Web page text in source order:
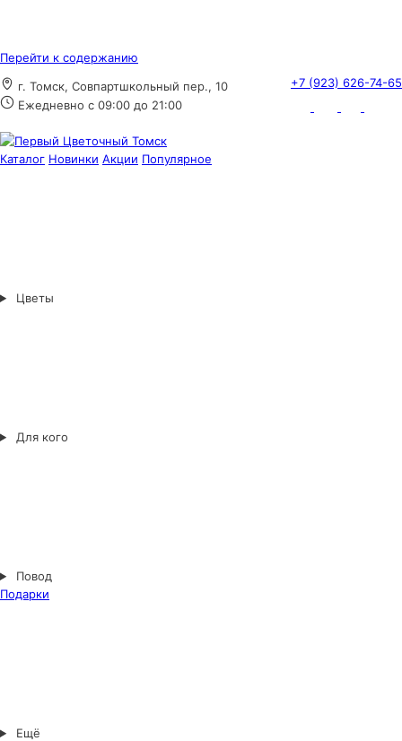
Перейти к содержанию
г. Томск, Совпартшкольный пер., 10
Ежедневно с 09:00 до 21:00
+7 (923) 626-74-65
Каталог Новинки Акции Популярное
Цветы
Для кого
Повод
Подарки
Ещё